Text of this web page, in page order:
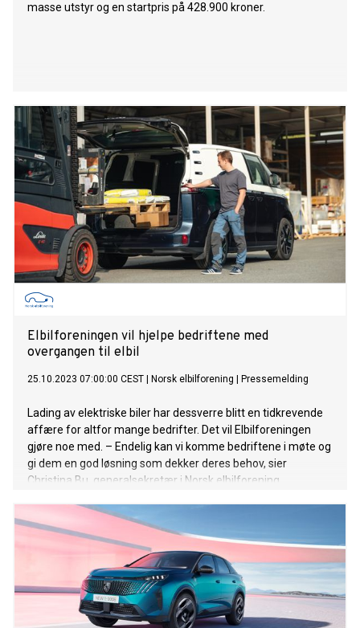
masse utstyr og en startpris på 428.900 kroner.
Elbilforeningen vil hjelpe bedriftene med
overgangen til elbil
25.10.2023 07:00:00 CEST Norsk elbilforening Pressemelding
Lading av elektriske biler har dessverre blitt en tidkrevende
affære for altfor mange bedrifter. Det vil Elbilforeningen
gjøre noe med. – Endelig kan vi komme bedriftene i møte og
gi dem en god løsning som dekker deres behov, sier
Christina Bu, generalsekretær i Norsk elbilforening.